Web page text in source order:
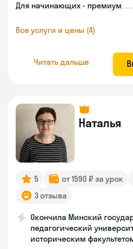
Для начинающих - премиум
Все услуги и цены (4)
Читать дальше
Наталья
5 от 1590 ₽ за урок
3 отзыва
Окончила Минский
педагогический
историческим